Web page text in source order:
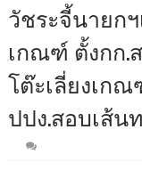
วัชระจี้นายก
เกณฑ์ ตั้งกก.
โต๊ะเลี่ยงเก
ปปง.สอบเส้น